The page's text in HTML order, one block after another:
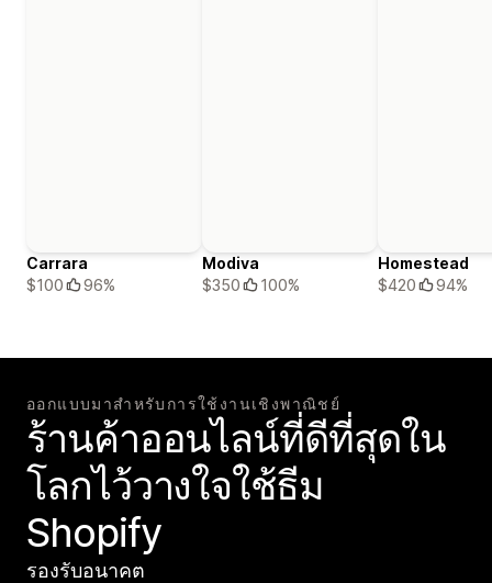
Carrara
$100
96%
Modiva
$350
100%
Homestead
$420
94%
ออกแบบมาสำหรับการใช้งานเชิงพาณิชย์
ร้านค้าออนไลน์ที่ดีที่สุดใน
โลกไว้วางใจใช้ธีม
Shopify
รองรับอนาคต